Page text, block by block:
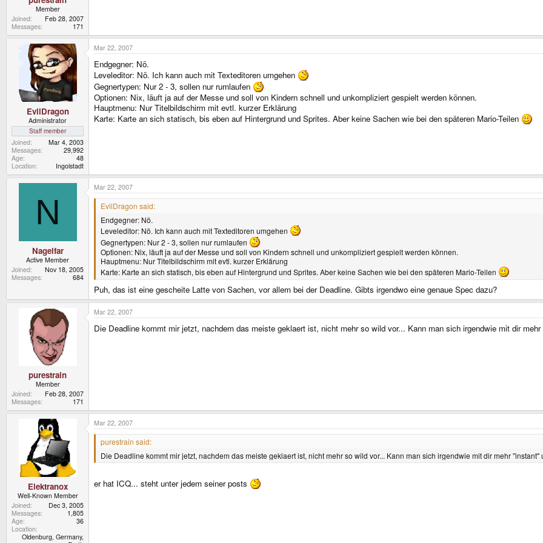
Member
Joined
Feb 28, 2007
Messages
171
EvilDragon
Administrator
Staff member
Joined
Mar 4, 2003
Messages
29,992
Age
48
Location
Ingolstadt
Mar 22, 2007
Endgegner: Nö.
Leveleditor: Nö. Ich kann auch mit Texteditoren umgehen
Gegnertypen: Nur 2 - 3, sollen nur rumlaufen
Optionen: Nix, läuft ja auf der Messe und soll von Kindern schnell und unkompliziert gespielt werden können.
Hauptmenu: Nur Titelbildschirm mit evtl. kurzer Erklärung
Karte: Karte an sich statisch, bis eben auf Hintergrund und Sprites. Aber keine Sachen wie bei den späteren Mario-Teilen
N
Nagelfar
Active Member
Joined
Nov 18, 2005
Messages
684
Mar 22, 2007
EvilDragon said:
Endgegner: Nö.
Leveleditor: Nö. Ich kann auch mit Texteditoren umgehen
Gegnertypen: Nur 2 - 3, sollen nur rumlaufen
Optionen: Nix, läuft ja auf der Messe und soll von Kindern schnell und unkompliziert gespielt werden können.
Hauptmenu: Nur Titelbildschirm mit evtl. kurzer Erklärung
Karte: Karte an sich statisch, bis eben auf Hintergrund und Sprites. Aber keine Sachen wie bei den späteren Mario-Teilen
Puh, das ist eine gescheite Latte von Sachen, vor allem bei der Deadline. Gibts irgendwo eine genaue Spec dazu?
purestrain
Member
Joined
Feb 28, 2007
Messages
171
Mar 22, 2007
Die Deadline kommt mir jetzt, nachdem das meiste geklaert ist, nicht mehr so wild vor... Kann man sich irgendwie mit dir
Elektranox
Well-Known Member
Joined
Dec 3, 2005
Messages
1,805
Age
36
Location
Oldenburg, Germany,
Mar 22, 2007
purestrain said:
Die Deadline kommt mir jetzt, nachdem das meiste geklaert ist, nicht mehr so wild vor... Kann man sich irgendwie mit dir mehr "instant"
er hat ICQ... steht unter jedem seiner posts